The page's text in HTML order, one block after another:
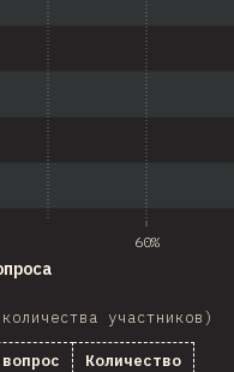
60%
участников)
Количество